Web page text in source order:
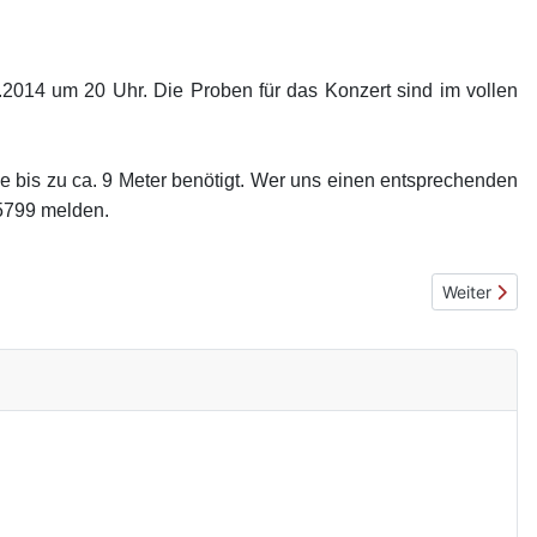
um 20 Uhr. Die Proben für das Konzert sind im vollen
zu ca. 9 Meter benötigt. Wer uns einen entsprechenden
melden.
Nächster
Weiter